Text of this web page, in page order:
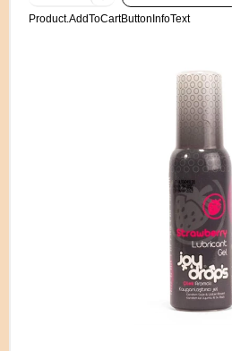
Product.AddToCartButtonInfoText